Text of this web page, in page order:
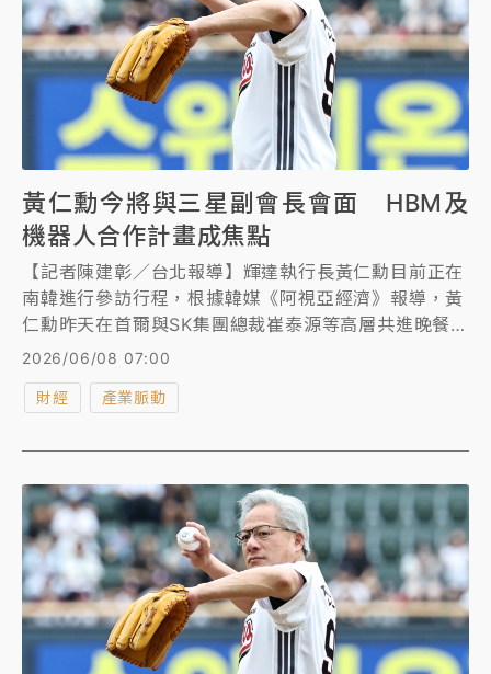
黃仁勳今將與三星副會長會面 HBM及
機器人合作計畫成焦點
【記者陳建彰／台北報導】輝達執行長黃仁勳目前正在
南韓進行參訪行程，根據韓媒《阿視亞經濟》報導，黃
仁勳昨天在首爾與SK集團總裁崔泰源等高層共進晚餐期
間確認，他今天將與三星電子副會長全永鉉會面。
2026/06/08 07:00
財經 產業脈動